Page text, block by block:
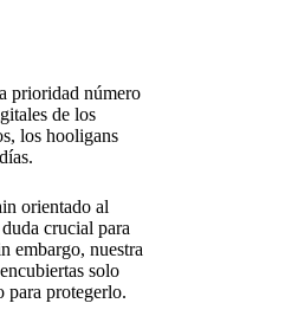
prioridad número
de los
los hooligans
orientado al
crucial para
embargo, nuestra
solo
para protegerlo.